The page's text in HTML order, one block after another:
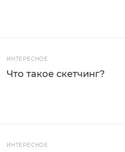
ИНТЕРЕСНОЕ
Что такое скетчинг?
ИНТЕРЕСНОЕ